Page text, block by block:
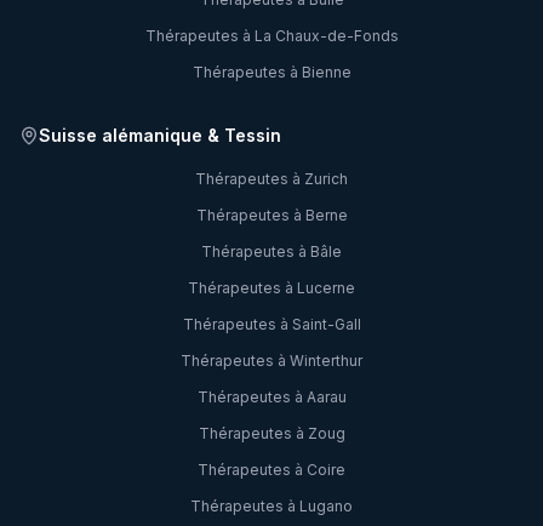
Thérapeutes à La Chaux-de-Fonds
Thérapeutes à Bienne
Suisse alémanique & Tessin
Thérapeutes à Zurich
Thérapeutes à Berne
Thérapeutes à Bâle
Thérapeutes à Lucerne
Thérapeutes à Saint-Gall
Thérapeutes à Winterthur
Thérapeutes à Aarau
Thérapeutes à Zoug
Thérapeutes à Coire
Thérapeutes à Lugano